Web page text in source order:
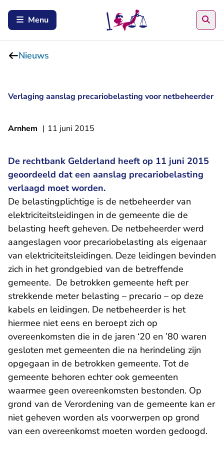
Menu
Nieuws
Verlaging aanslag precariobelasting voor netbeheerder
Arnhem | 11 juni 2015
De rechtbank Gelderland heeft op 11 juni 2015
geoordeeld dat een aanslag precariobelasting
verlaagd moet worden.
De belastingplichtige is de netbeheerder van
elektriciteitsleidingen in de gemeente die de
belasting heeft geheven. De netbeheerder werd
aangeslagen voor precariobelasting als eigenaar
van elektriciteitsleidingen. Deze leidingen bevinden
zich in het grondgebied van de betreffende
gemeente. De betrokken gemeente heft per
strekkende meter belasting – precario – op deze
kabels en leidingen. De netbeheerder is het
hiermee niet eens en beroept zich op
overeenkomsten die in de jaren ‘20 en ’80 waren
gesloten met gemeenten die na herindeling zijn
opgegaan in de betrokken gemeente. Tot de
gemeente behoren echter ook gemeenten
waarmee geen overeenkomsten bestonden. Op
grond van de Verordening van de gemeente kan er
niet geheven worden als voorwerpen op grond
van een overeenkomst moeten worden gedoogd.